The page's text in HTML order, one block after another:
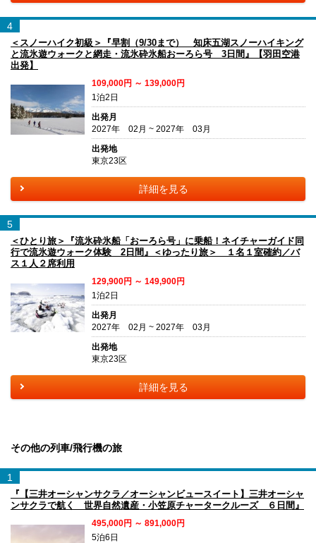
4
＜スノーハイク初級＞『早割（9/30まで） 知床五湖スノーハイキング
と流氷遊ウォークと網走・流氷砕氷船おーろら号 3日間』【羽田空港
出発】
109,000円 ～ 139,000円
1泊2日
出発月
2027年 02月 ~ 2027年 03月
出発地
東京23区
詳細を見る
5
＜ひとり旅＞『流氷砕氷船「おーろら号」に乗船！ネイチャーガイド同
行で流氷遊ウォーク体験 2日間』＜ゆったり旅＞ １名１室確約／バ
ス１人２席利用
129,900円 ～ 149,900円
1泊2日
出発月
2027年 02月 ~ 2027年 03月
出発地
東京23区
詳細を見る
その他の列車/飛行機の旅
1
『【三井オーシャンサクラ／オーシャンビュースイート】三井オーシャ
ンサクラで航く 世界自然遺産・小笠原チャータークルーズ ６日間』
495,000円 ～ 891,000円
5泊6日